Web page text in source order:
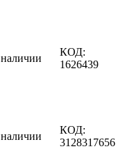
КОД:
1626439
КОД:
3128317656